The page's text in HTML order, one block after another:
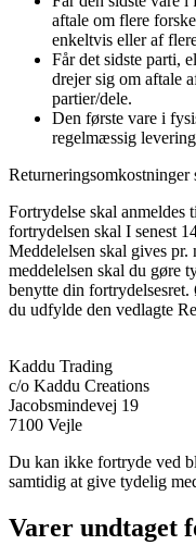
aftale om flere
enkeltvis eller af
Får det sidste parti,
drejer sig om aftale
partier/dele.
Den første vare i
regelmæssig
Returneringsomkostninger
Fortrydelse skal anmeldes
fortrydelsen skal I senest
Meddelelsen skal gives
meddelelsen skal du gøre
benytte din
du udfylde den vedlagte
Kaddu Trading
c/o Kaddu Creations
Jacobsmindevej 19
7100 Vejle
Du kan ikke fortryde ved
samtidig at give tydelig
Varer undtaget